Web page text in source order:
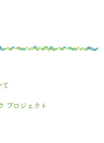
プロジェクト